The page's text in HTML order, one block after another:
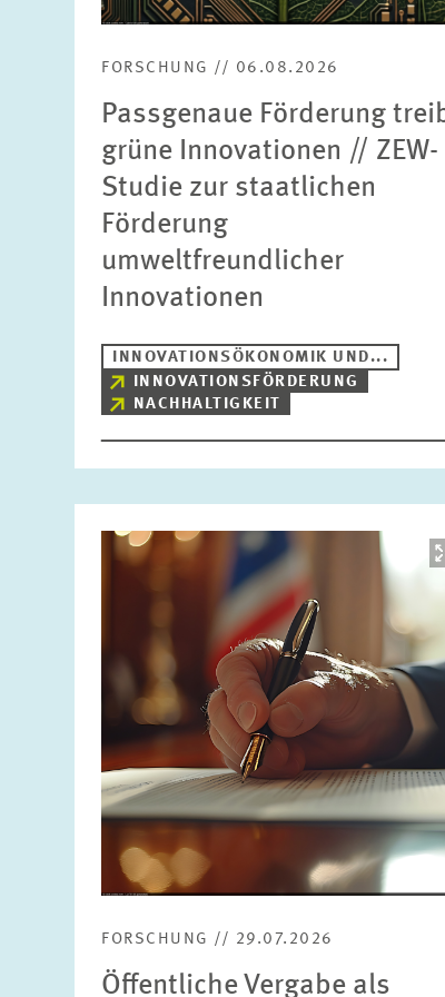
FORSCHUNG // 06.08.2026
Passgenaue Förderung
grüne Innovationen // ZEW-
Studie zur staatlichen
Förderung
umweltfreundlicher
Innovationen
INNOVATIONSÖKONOMIK UND...
INNOVATIONSFÖRDERUNG
NACHHALTIGKEIT
Bild
öffnet
FORSCHUNG // 29.07.2026
Öffentliche Vergabe als